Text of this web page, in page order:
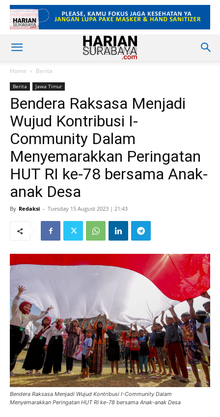
Home Berita
Berita Jawa Timur
Bendera Raksasa Menjadi
Wujud Kontribusi I-
Community Dalam
Menyemarakkan Peringatan
HUT RI ke-78 bersama Anak-
anak Desa
By Redaksi - Tuesday 15 August 2023 | 21:43
Bendera Raksasa Menjadi Wujud Kontribusi I-Community Dalam
Menyemarakkan Peringatan HUT RI ke-78 bersama Anak-anak Desa